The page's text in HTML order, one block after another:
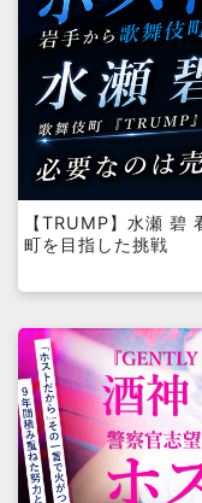
【TRUMP】水瀬 碧
町を目指した挑戦